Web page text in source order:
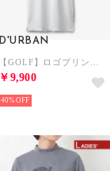
D'URBAN
￥9,900
40%